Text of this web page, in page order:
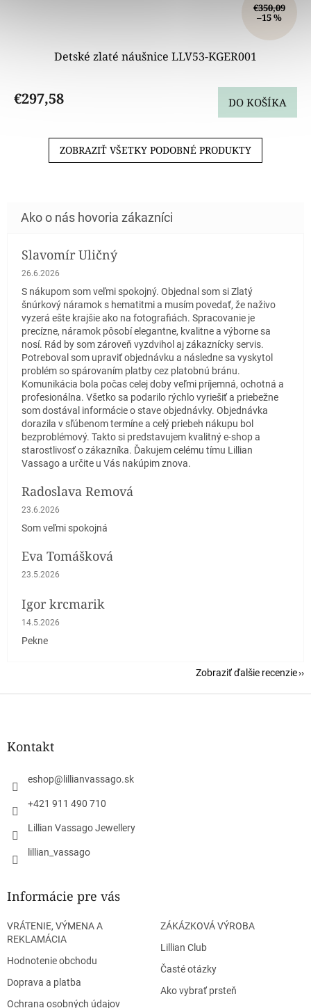
€350,09
–15 %
Detské zlaté náušnice LLV53-KGER001
€297,58 DO KOŠÍKA
ZOBRAZIŤ VŠETKY PODOBNÉ PRODUKTY
Slavomír Uličný
Hodnotenie obchodu je 5 z 5 hviezdičiek.
26.6.2026
S nákupom som veľmi spokojný. Objednal som si Zlatý
šnúrkový náramok s hematitmi a musím povedať, že naživo
vyzerá ešte krajšie ako na fotografiách. Spracovanie je
precízne, náramok pôsobí elegantne, kvalitne a výborne sa
nosí. Rád by som zároveň vyzdvihol aj zákaznícky servis.
Potreboval som upraviť objednávku a následne sa vyskytol
problém so spárovaním platby cez platobnú bránu.
Komunikácia bola počas celej doby veľmi príjemná, ochotná a
profesionálna. Všetko sa podarilo rýchlo vyriešiť a priebežne
som dostával informácie o stave objednávky. Objednávka
dorazila v sľúbenom termíne a celý priebeh nákupu bol
bezproblémový. Takto si predstavujem kvalitný e-shop a
starostlivosť o zákazníka. Ďakujem celému tímu Lillian
Vassago a určite u Vás nakúpim znova.
Radoslava Remová
Hodnotenie obchodu je 5 z 5 hviezdičiek.
23.6.2026
Som veľmi spokojná
Eva Tomášková
Hodnotenie obchodu je 5 z 5 hviezdičiek.
23.5.2026
Igor krcmarik
Hodnotenie obchodu je 5 z 5 hviezdičiek.
14.5.2026
Pekne
Zobraziť ďalšie recenzie
Z
Kontakt
eshop@ lillianvassago.sk
+421 911 490 710
Lillian Vassago Jewellery
lillian_vassago
Informácie pre vás
VRÁTENIE, VÝMENA A
REKLAMÁCIA
Hodnotenie obchodu
Doprava a platba
Ochrana osobných údajov
ZÁKÁZKOVÁ VÝROBA
Lillian Club
Časté otázky
Ako vybrať prsteň